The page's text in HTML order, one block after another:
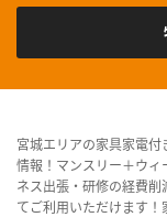
宮城エリアの家具家電
情報！マンスリー＋ウィ
ネス出張・研修の経費
てご利用いただけます！